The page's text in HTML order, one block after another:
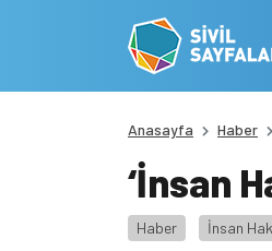
Anasayfa Haber
‘İnsan
Haber İnsan